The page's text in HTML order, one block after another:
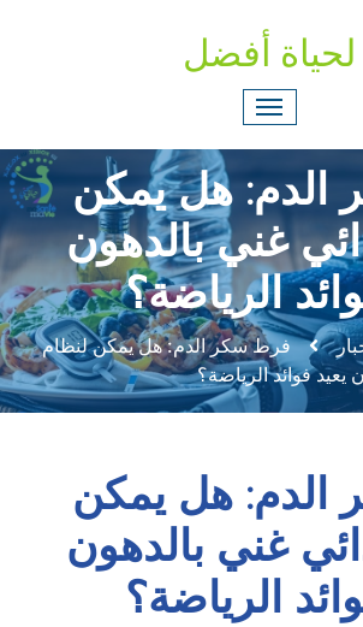
أفضل
هل يمكن
غني بالدهون
الرياضة؟
فرط سكر الدم: هل يمكن لنظام
يعيد فوائد الرياضة؟
هل يمكن
غني بالدهون
الرياضة؟